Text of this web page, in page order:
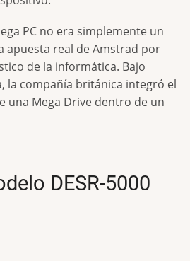
PC no era simplemente un
apuesta real de Amstrad por
de la informática. Bajo
la compañía británica integró el
una Mega Drive dentro de un
DESR-5000